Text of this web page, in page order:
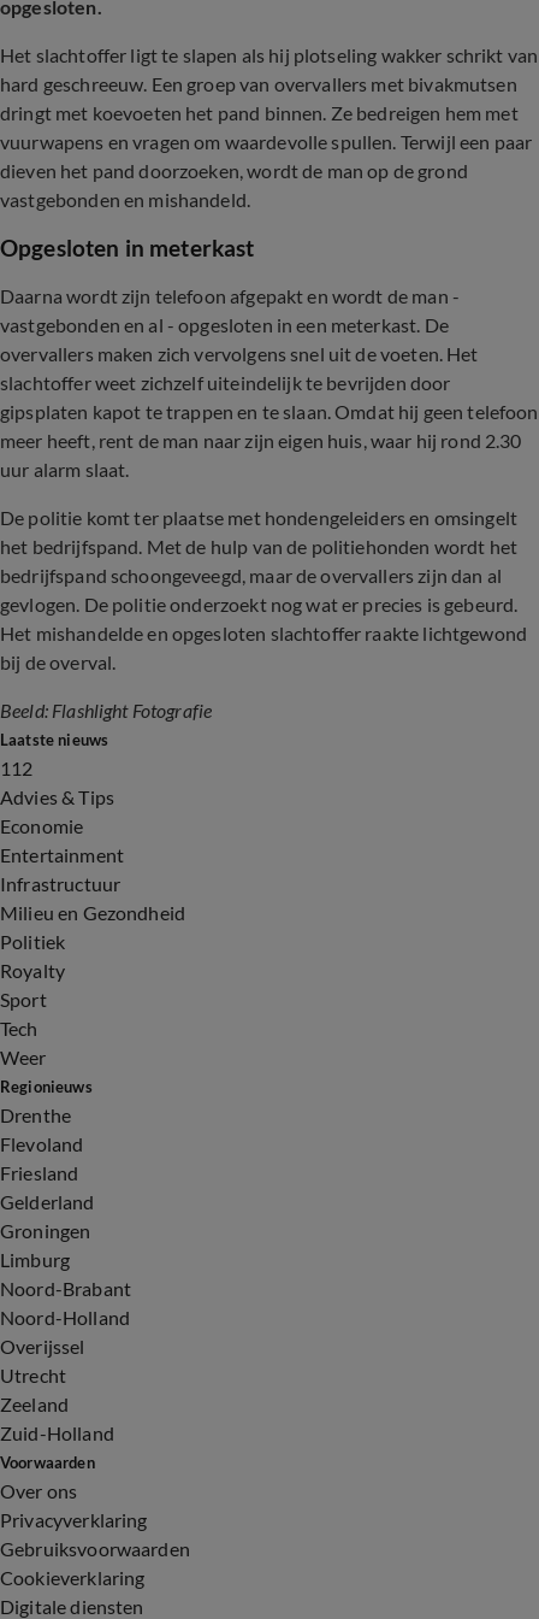
opgesloten.
Het slachtoffer ligt te slapen als hij plotseling wakker schrikt van
hard geschreeuw. Een groep van overvallers met bivakmutsen
dringt met koevoeten het pand binnen. Ze bedreigen hem met
vuurwapens en vragen om waardevolle spullen. Terwijl een paar
dieven het pand doorzoeken, wordt de man op de grond
vastgebonden en mishandeld.
Opgesloten in meterkast
Daarna wordt zijn telefoon afgepakt en wordt de man -
vastgebonden en al - opgesloten in een meterkast. De
overvallers maken zich vervolgens snel uit de voeten. Het
slachtoffer weet zichzelf uiteindelijk te bevrijden door
gipsplaten kapot te trappen en te slaan. Omdat hij geen telefoon
meer heeft, rent de man naar zijn eigen huis, waar hij rond 2.30
uur alarm slaat.
De politie komt ter plaatse met hondengeleiders en omsingelt
het bedrijfspand. Met de hulp van de politiehonden wordt het
bedrijfspand schoongeveegd, maar de overvallers zijn dan al
gevlogen. De politie onderzoekt nog wat er precies is gebeurd.
Het mishandelde en opgesloten slachtoffer raakte lichtgewond
bij de overval.
Beeld: Flashlight Fotografie
Laatste nieuws
112
Advies & Tips
Economie
Entertainment
Infrastructuur
Milieu en Gezondheid
Politiek
Royalty
Sport
Tech
Weer
Regionieuws
Drenthe
Flevoland
Friesland
Gelderland
Groningen
Limburg
Noord-Brabant
Noord-Holland
Overijssel
Utrecht
Zeeland
Zuid-Holland
Voorwaarden
Over ons
Privacyverklaring
Gebruiksvoorwaarden
Cookieverklaring
Digitale diensten